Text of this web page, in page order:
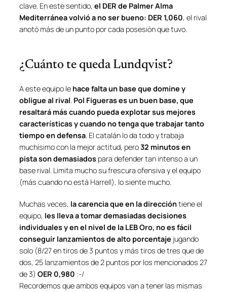
clave. En este sentido, el DER de Palmer Alma
Mediterránea volvió a no ser bueno: DER 1,060, el rival
anotó más de un punto por cada posesión que tuvo.
¿Cuánto te queda Lundqvist?
A este equipo le hace falta un base que domine y
obligue al rival. Pol Figueras es un buen base, que
resaltará más cuando pueda explotar sus mejores
características y cuando no tenga que trabajar tanto
tiempo en defensa. El catalán lo da todo y trabaja
muchísimo con la mejor actitud, pero32 minutos en
pista son demasiados para defender tan intenso a un
base rival. Limita mucho su frescura ofensiva y el equipo
(más cuando no está Harrell), lo siente mucho.
Muchas veces, la carencia que en la direccióntiene el
equipo, les lleva a tomar demasiadas decisiones
individuales y en el nivel de la LEB Oro, no es fácil
conseguir lanzamientos de alto porcentaje jugando
solo (8/27 en tiros de 3 puntos y más tiros de tres que de
dos, 25 lanzamientos de 2 puntos por los mencionados 27
de 3) OER 0,980 :-/
Recordemos que ambos equipos van a tener las mismas